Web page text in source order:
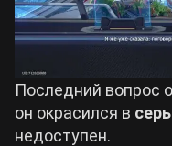
Последний вопрос
он окрасился в
недоступен.